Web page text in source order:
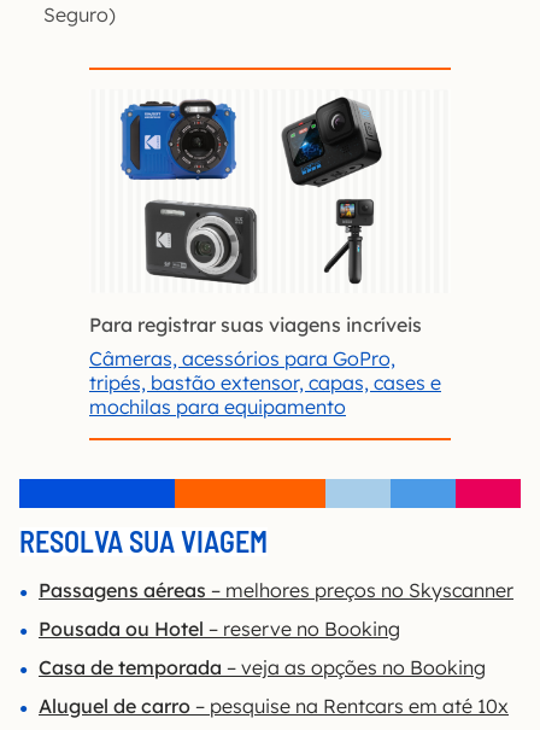
Seguro)
Para registrar suas viagens incríveis
Câmeras, acessórios para GoPro,
tripés, bastão extensor, capas, cases e
mochilas para equipamento
RESOLVA SUA VIAGEM
Passagens aéreas – melhores preços no Skyscanner
Pousada ou Hotel – reserve no Booking
Casa de temporada – veja as opções no Booking
Aluguel de carro – pesquise na Rentcars em até 10x